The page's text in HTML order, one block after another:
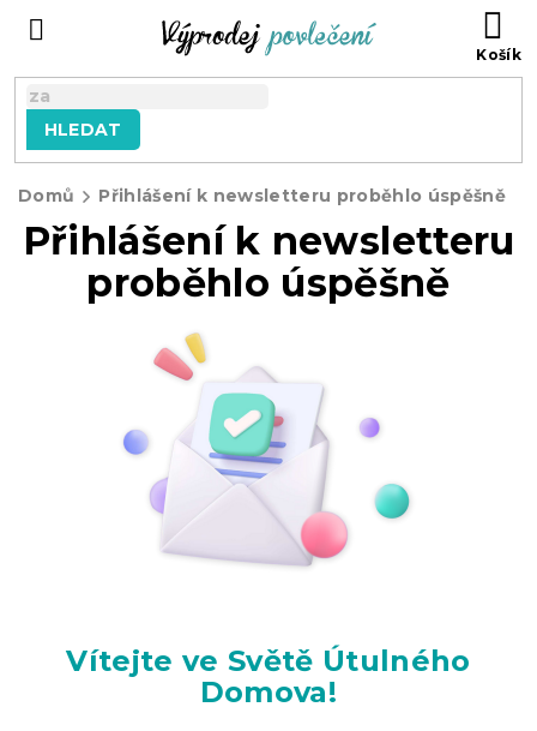
HLEDAT
Domů Přihlášení k newsletteru proběhlo úspěšně
Přihlášení k newsletteru
proběhlo úspěšně
Vítejte ve Světě Útulného
Domova!